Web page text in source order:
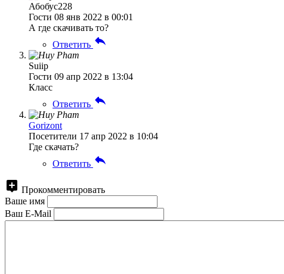
Абобус228
Гости 08 янв 2022 в 00:01
А где скачивать то?
Ответить
Suiip
Гости 09 апр 2022 в 13:04
Класс
Ответить
Gorizont
Посетители 17 апр 2022 в 10:04
Где скачать?
Ответить
Прокомментировать
Ваше имя
Ваш E-Mail